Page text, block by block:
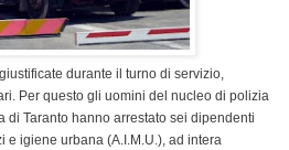
durante il turno di servizio,
Per questo gli uomini del nucleo di polizia
di Taranto hanno arrestato sei dipendenti
igiene urbana (A.I.M.U.), ad intera